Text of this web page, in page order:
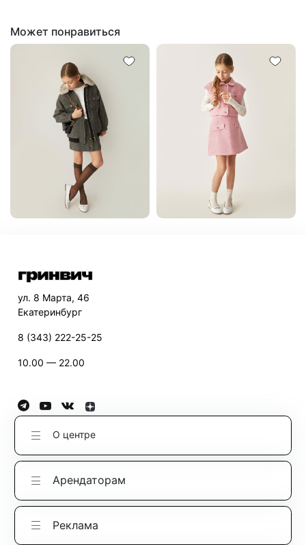
Может понравиться
ул. 8 Марта, 46
Екатеринбург
8 (343) 222-25-25
10.00 — 22.00
О центре
Арендаторам
Реклама